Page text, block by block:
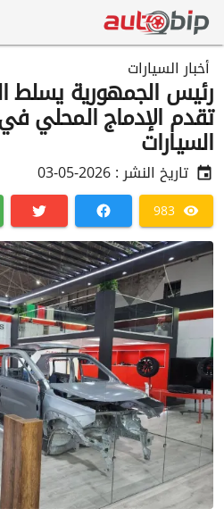
أخبار السيارات
رئيس الجمهورية يسلط
تقدم الإدماج المحلي
السيارات
تاريخ النشر :2026-05-03
983